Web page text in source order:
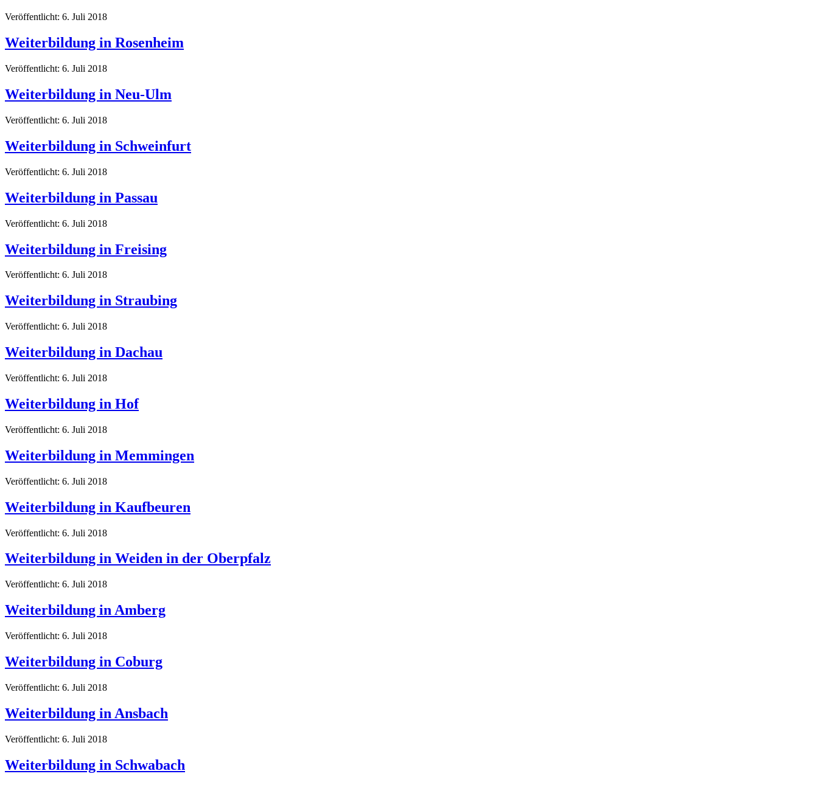
Veröffentlicht: 6. Juli 2018
Weiterbildung in Rosenheim
Veröffentlicht: 6. Juli 2018
Weiterbildung in Neu-Ulm
Veröffentlicht: 6. Juli 2018
Weiterbildung in Schweinfurt
Veröffentlicht: 6. Juli 2018
Weiterbildung in Passau
Veröffentlicht: 6. Juli 2018
Weiterbildung in Freising
Veröffentlicht: 6. Juli 2018
Weiterbildung in Straubing
Veröffentlicht: 6. Juli 2018
Weiterbildung in Dachau
Veröffentlicht: 6. Juli 2018
Weiterbildung in Hof
Veröffentlicht: 6. Juli 2018
Weiterbildung in Memmingen
Veröffentlicht: 6. Juli 2018
Weiterbildung in Kaufbeuren
Veröffentlicht: 6. Juli 2018
Weiterbildung in Weiden in der Oberpfalz
Veröffentlicht: 6. Juli 2018
Weiterbildung in Amberg
Veröffentlicht: 6. Juli 2018
Weiterbildung in Coburg
Veröffentlicht: 6. Juli 2018
Weiterbildung in Ansbach
Veröffentlicht: 6. Juli 2018
Weiterbildung in Schwabach